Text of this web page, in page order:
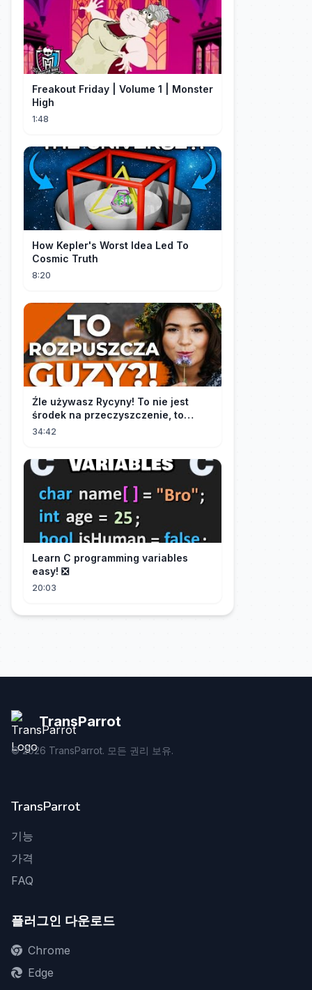
Freakout Friday | Volume 1 | Monster
High
1:48
How Kepler's Worst Idea Led To
Cosmic Truth
8:20
Źle używasz Rycyny! To nie jest
środek na przeczyszczenie, to
potężny "rozpuszczalnik".
34:42
Learn C programming variables
easy! ❎
20:03
TransParrot
©2026 TransParrot. 모든 권리 보유.
TransParrot
기능
가격
FAQ
플러그인 다운로드
Chrome
Edge